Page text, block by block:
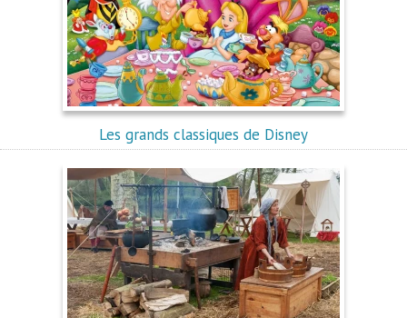
Les grands classiques de Disney